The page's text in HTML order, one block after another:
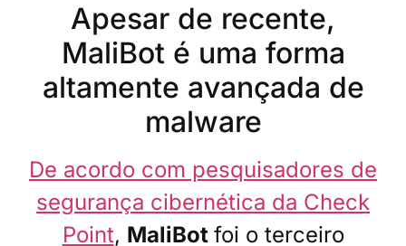
Apesar de recente,
MaliBot é uma forma
altamente avançada de
malware
De acordo com pesquisadores de
segurança cibernética da Check
Point, MaliBot foi o terceiro